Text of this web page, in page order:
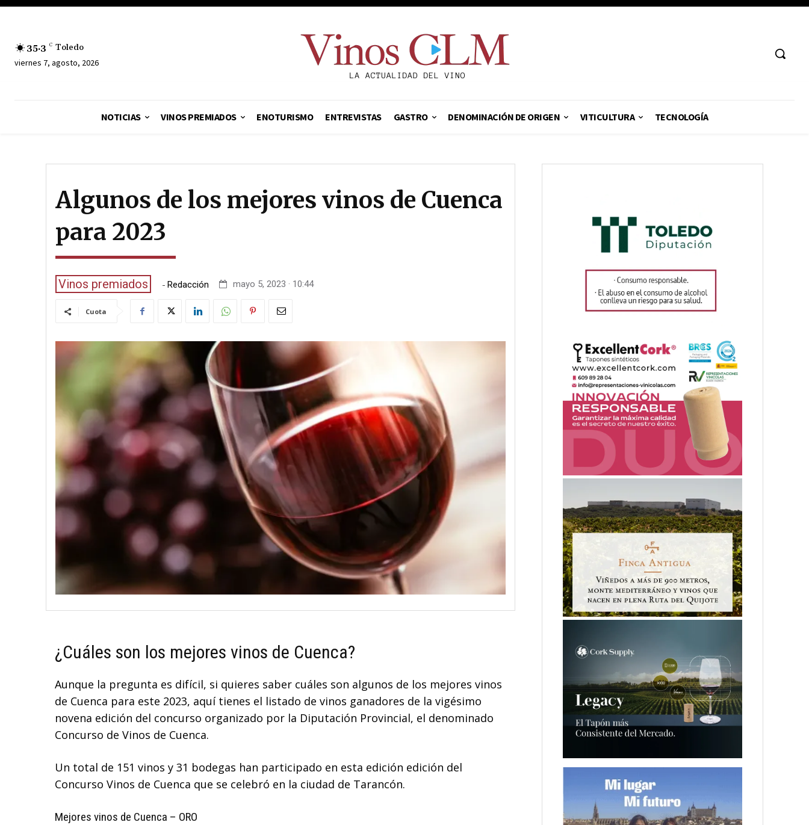
35.3 C Toledo
viernes 7, agosto, 2026
NOTICIAS VINOS PREMIADOS ENOTURISMO ENTREVISTAS GASTRO DENOMINACIÓN DE ORIGEN VITICULTURA TECNOLOGÍA
Algunos de los mejores vinos de Cuenca
para 2023
Vinos premiados - Redacción mayo 5, 2023 · 10:44
Cuota
¿Cuáles son los mejores vinos de Cuenca?
Aunque la pregunta es difícil, si quieres saber cuáles son algunos de los mejores vinos
de Cuenca para este 2023, aquí tienes el listado de vinos ganadores de la vigésimo
novena edición del concurso organizado por la Diputación Provincial, el denominado
Concurso de Vinos de Cuenca.
Un total de 151 vinos y 31 bodegas han participado en esta edición edición del
Concurso Vinos de Cuenca que se celebró en la ciudad de Tarancón.
Mejores vinos de Cuenca – ORO